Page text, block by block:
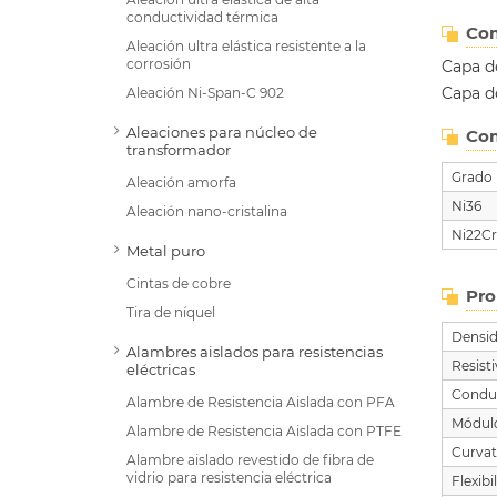
Capa
Capa
Grado
Ni36
conductividad térmica
Aleación ultra elástica resistente a la
corrosión
Aleación Ni-Span-C 902
Aleaciones para núcleo de
transformador
Aleación amorfa
Aleación nano-cristalina
Metal puro
Cintas de cobre
Tira de níquel
Alambres aislados para resistencias
eléctricas
Alambre de Resistencia Aislada con PFA
Alambre de Resistencia Aislada con PTFE
Alambre aislado revestido de fibra de
vidrio para resistencia eléctrica